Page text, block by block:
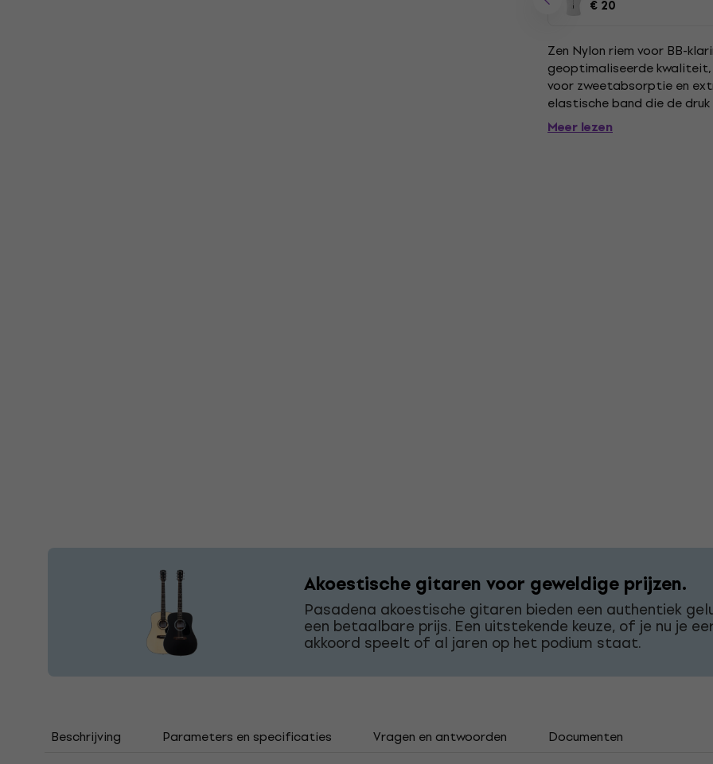
€ 20
Zen Nylon riem voor BB-
geoptimaliseerde
voor zweetabsorptie en
elastische band die de
connectoren. Eenvoudig en
Meer lezen
Akoestische gitaren voor geweldige prijzen.
Pasadena akoestische gitaren bieden een authentiek
een betaalbare prijs. Een uitstekende keuze, of je nu je
akkoord speelt of al jaren op het podium staat.
Beschrijving Parameters en specificaties Vragen en antwoorden Documenten